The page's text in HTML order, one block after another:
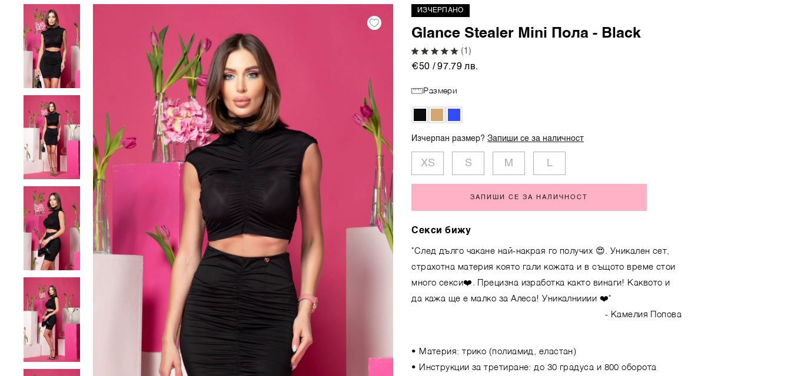
ИЗЧЕРПАНО
Glance Stealer Mini Пола - Black
(1)
€50 / 97.79 лв.
Размери
Изчерпан размер?Запиши се за наличност
XS S M L
ЗАПИШИ СЕ ЗА НАЛИЧНОСТ
Секси бижу
"След дълго чакане най-накрая го получих 😍. Уникален сет,
страхотна материя която гали кожата и в същото време стои
много секси❤️. Прецизна изработка както винаги! Каквото и
да кажа ще е малко за Алеса! Уникалнииии ❤️"
- Камелия Попова
• Материя: трико (полиамид, еластан)
• Инструкции за третиране: до 30 градуса и 800 оборота